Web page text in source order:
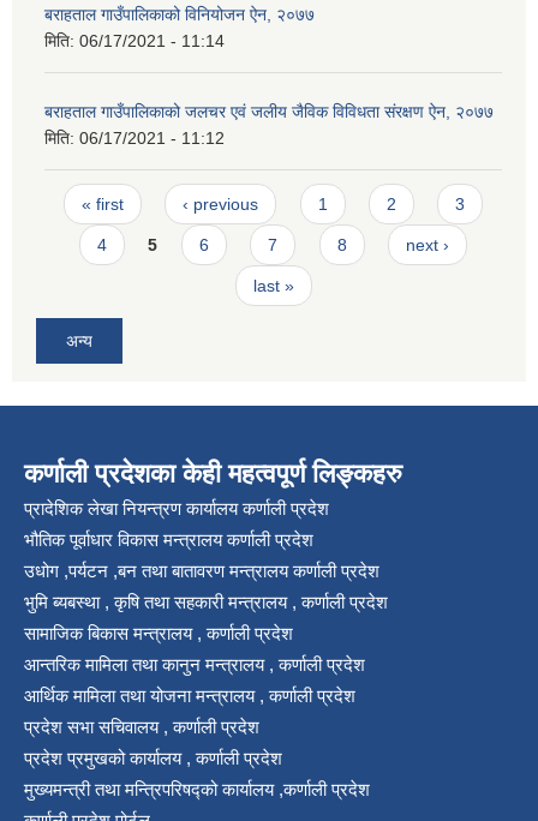
बराहताल गाउँपालिकाको विनियोजन ऐन, २०७७
मिति: 06/17/2021 - 11:14
बराहताल गाउँपालिकाको जलचर एवं जलीय जैविक विविधता संरक्षण ऐन, २०७७
मिति: 06/17/2021 - 11:12
Pages
« first ‹ previous 1 2 3
4 5 6 7 8 next ›
last »
अन्य
कर्णाली प्रदेशका केही महत्वपूर्ण लिङ्कहरु
प्रादेशिक लेखा नियन्त्रण कार्यालय कर्णाली प्रदेश
भौतिक पूर्वाधार विकास मन्त्रालय कर्णाली प्रदेश
उधोग ,पर्यटन ,बन तथा बातावरण मन्त्रालय कर्णाली प्रदेश
भुमि ब्यबस्था , कृषि तथा सहकारी मन्त्रालय , कर्णाली प्रदेश
सामाजिक बिकास मन्त्रालय , कर्णाली प्रदेश
आन्तरिक मामिला तथा कानुन मन्त्रालय , कर्णाली प्रदेश
आर्थिक मामिला तथा योजना मन्त्रालय , कर्णाली प्रदेश
प्रदेश सभा सचिवालय , कर्णाली प्रदेश
प्रदेश प्रमुखको कार्यालय , कर्णाली प्रदेश
मुख्यमन्त्री तथा मन्त्रिपरिषद्को कार्यालय ,कर्णाली प्रदेश